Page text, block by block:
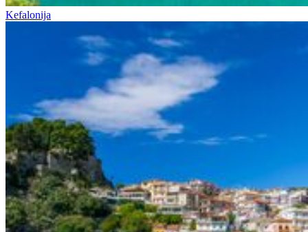
Kefalonija